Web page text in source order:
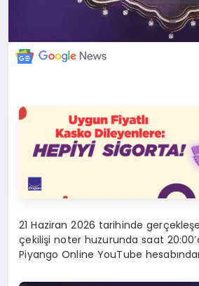
İLETIŞIM
21 Haziran 2026 tarihinde
çekilişi noter huzurunda saat
Piyango Online YouTube